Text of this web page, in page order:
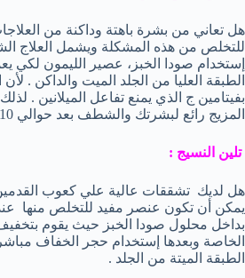
هل تعاني من بشرة باهتة وداكنة من
للتخلص من هذه المشكلة ويشمل العلاج
إستخدام صودا الخبز، عصير الليمون لكي
الطبقة العليا من الجلد الميت والداكن .
بفيتامين ج الذي يمنع تفاعل الميلانين .
المزيج رائع لبشرتك والشطف بعد حوالي 10 دقائق .
تلين النسيج :
هل لديك تشققات عالية علي كعوب
يمكن أن تكون عنصر مفيد للتخلص منها
بداخل محلول صودا الخبز حيث يقوم
الخاصة وبعدها إستخدام حجر الخفاف
الطبقة الميتة من الجلد .